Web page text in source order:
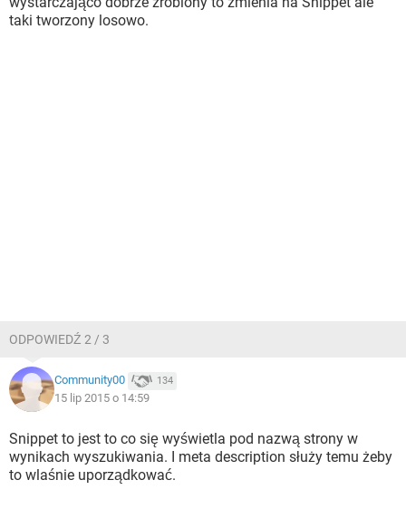
taki tworzony losowo.
ODPOWIEDŹ 2 / 3
Community00 134
15 lip 2015 o 14:59
Snippet to jest to co się wyświetla pod nazwą strony w
wynikach wyszukiwania. I meta description służy temu żeby
to wlaśnie uporządkować.